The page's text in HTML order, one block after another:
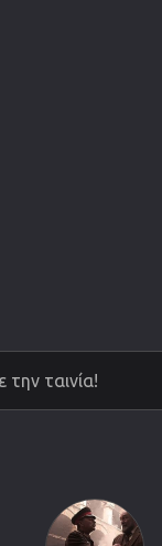
ταινία!